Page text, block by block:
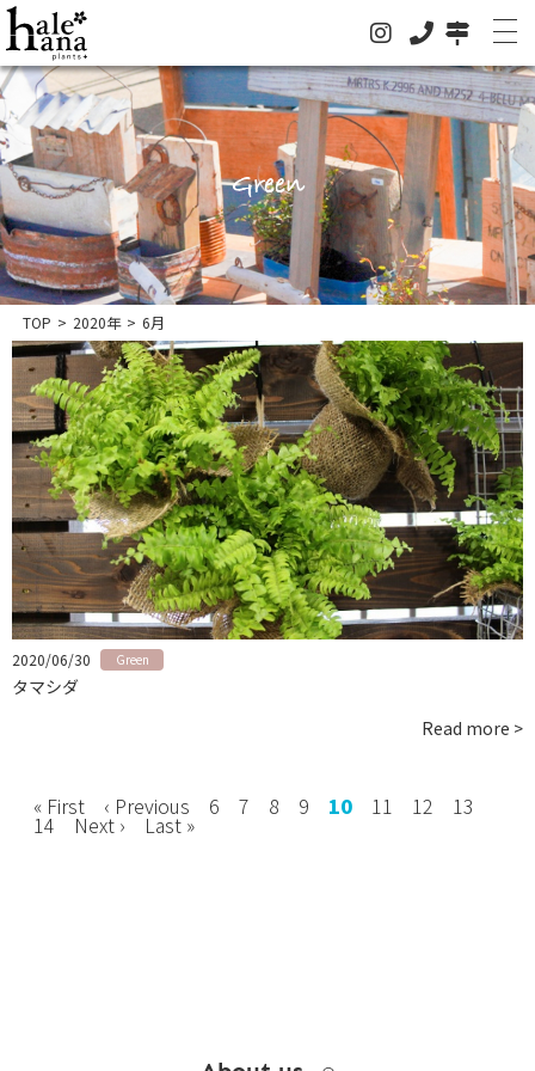
ホーム
オンラインストア
法人の方はこちらへ
お知らせ
グリーン
ドライフラワー
ハレハナについて
お問い合わせ
instagram
Green
TOP > 2020年 > 6月
2020/06/30 Green
タマシダ
Read more >
« First ‹ Previous 6 7 8 9 10 11 12 13
14 Next › Last »